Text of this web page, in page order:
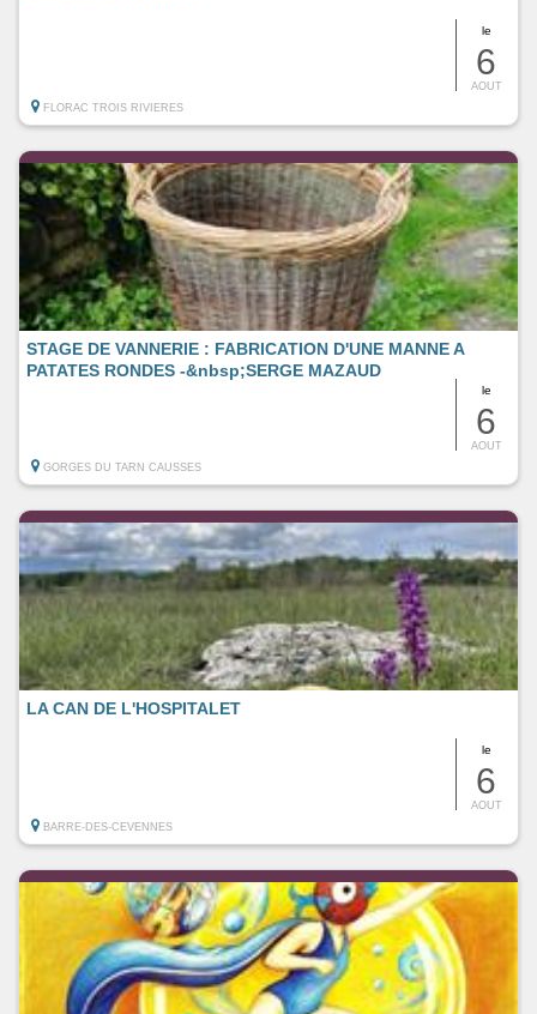
le
6
AOUT
FLORAC TROIS RIVIERES
le
6
AOUT
STAGE DE VANNERIE : FABRICATION D'UNE MANNE A
PATATES RONDES -&nbsp;SERGE MAZAUD
GORGES DU TARN CAUSSES
le
6
AOUT
LA CAN DE L'HOSPITALET
BARRE-DES-CEVENNES